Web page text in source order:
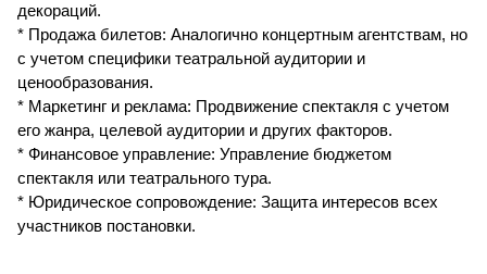
декораций.
* Продажа билетов: Аналогично концертным агентствам, но
с учетом специфики театральной аудитории и
ценообразования.
* Маркетинг и реклама: Продвижение спектакля с учетом
его жанра, целевой аудитории и других факторов.
* Финансовое управление: Управление бюджетом
спектакля или театрального тура.
* Юридическое сопровождение: Защита интересов всех
участников постановки.